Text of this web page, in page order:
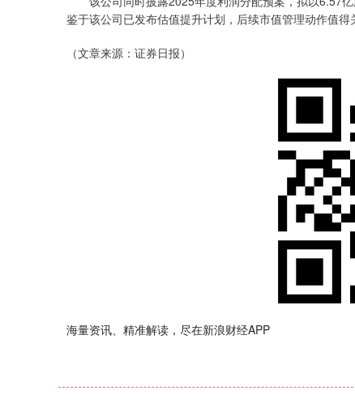
鉴于该公司已发布估值提升计划，后续市值管理动作值得
（文章来源：证券日报）
海量资讯、精准解读，尽在新浪财经APP